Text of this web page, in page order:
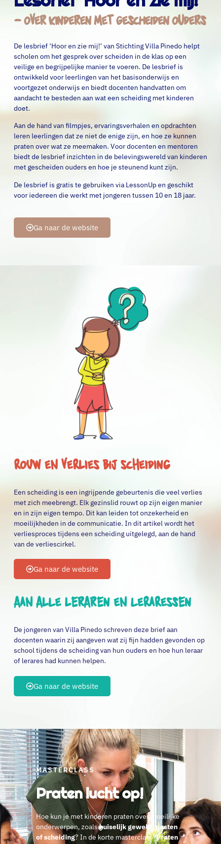
– over kinderen met gescheiden ouders
De lesbrief ‘Hoor en zie mij!’ van Stichting Villa Pinedo helpt
scholen om het gesprek over scheiden in de klas op een
veilige en begrijpelijke manier te voeren. De lesbrief is
ontwikkeld voor leerlingen van het basisonderwijs en
voortgezet onderwijs en biedt docenten handvatten om
aandacht te besteden aan wat een scheiding met kinderen
doet.
Aan de hand van filmpjes, ervaringsverhalen en opdrachten
leren leerlingen dat ze niet de enige zijn, en hoe ze kunnen
praten over wat ze meemaken. Voor docenten en mentoren
biedt de lesbrief inzichten in de belevingswereld van kinderen
met gescheiden ouders en hoe je steunend kunt zijn.
De lesbrief is gratis te gebruiken via LessonUp en geschikt
voor iedereen die werkt met jongeren tussen 10 en 18 jaar.
Ga naar de website
Rouw en verlies bij scheiding
Een scheiding is een ingrijpende gebeurtenis die veel verlies
met zich meebrengt. Elk gezinslid rouwt op zijn eigen manier
en in zijn eigen tempo. Dit kan leiden tot onzekerheid en
moeilijkheden in de communicatie. In dit artikel wordt het
verliesproces tijdens een scheiding uitgelegd, aan de hand
van de verliescirkel.
Ga naar de website
Aan alle leraren en leraressen
De jongeren van Villa Pinedo schreven deze brief aan
docenten waarin zij aangeven wat zij fijn hadden gevonden op
school tijdens de scheiding van hun ouders en hoe hun leraar
of lerares had kunnen helpen.
Ga naar de website
MASTERCLASS
Praten lucht op!
Hoe kun je met kinderen praten over moeilijke
onderwerpen, zoalshuiselijk geweld, pesten
of scheiding? In de korte masterclass‘Praten